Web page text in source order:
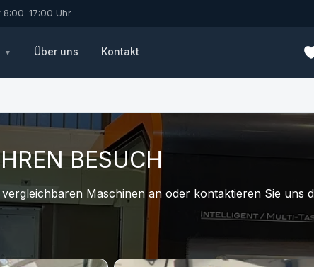
8:00–17:00 Uhr
Über uns Kontakt
BESUCH
Maschinen an oder kontaktieren Sie uns